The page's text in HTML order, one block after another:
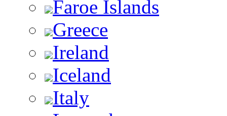
Faroe Islands
Greece
Ireland
Iceland
Italy